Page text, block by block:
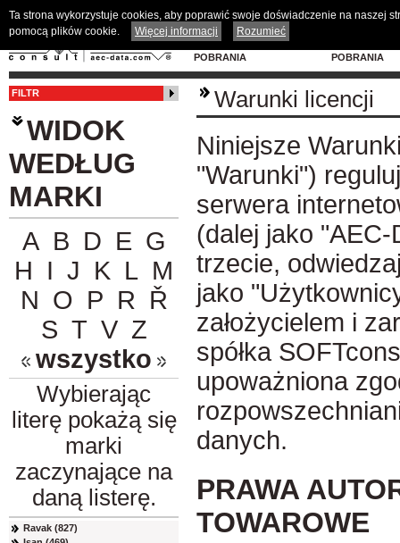
POBRANIA
POBRANIA
FILTR
WIDOK
WEDŁUG
MARKI
A B D E G
H I J K L M
N O P R Ř
S T V Z
wszystko
Wybierając
literę pokażą się
marki
zaczynające na
daną listerę.
Ravak (827)
Warunki licencji
Niniejsze
"Warunki")
serwera
(dalej jako
trzecie,
jako
założycielem i
spółka
upoważniona
danych.
PRAWA
TOWAROWE
Ta strona wykorzystuje cookies, aby poprawić swoje doświadczenie na naszej
pomocą plików cookie.
Więcej informacji Rozumieć